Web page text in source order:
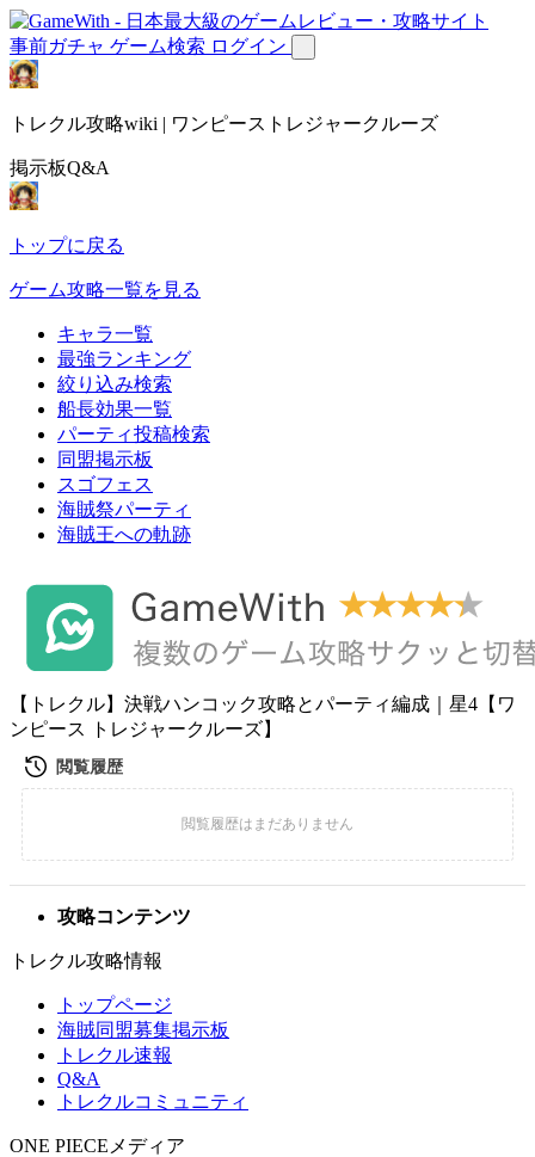
事前ガチャ ゲーム検索 ログイン
トレクル攻略wiki | ワンピーストレジャークルーズ
掲示板Q&A
トップに戻る
ゲーム攻略一覧を見る
キャラ一覧
最強ランキング
絞り込み検索
船長効果一覧
パーティ投稿検索
同盟掲示板
スゴフェス
海賊祭パーティ
海賊王への軌跡
【トレクル】決戦ハンコック攻略とパーティ編成｜星4【ワ
ンピース トレジャークルーズ】
攻略コンテンツ
トレクル攻略情報
トップページ
海賊同盟募集掲示板
トレクル速報
Q&A
トレクルコミュニティ
ONE PIECEメディア